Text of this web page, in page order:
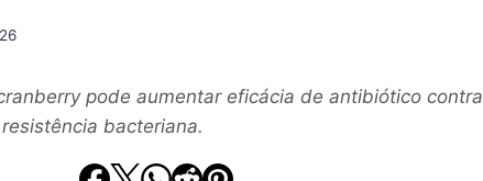
pode aumentar eficácia de antibiótico contra
bacteriana.